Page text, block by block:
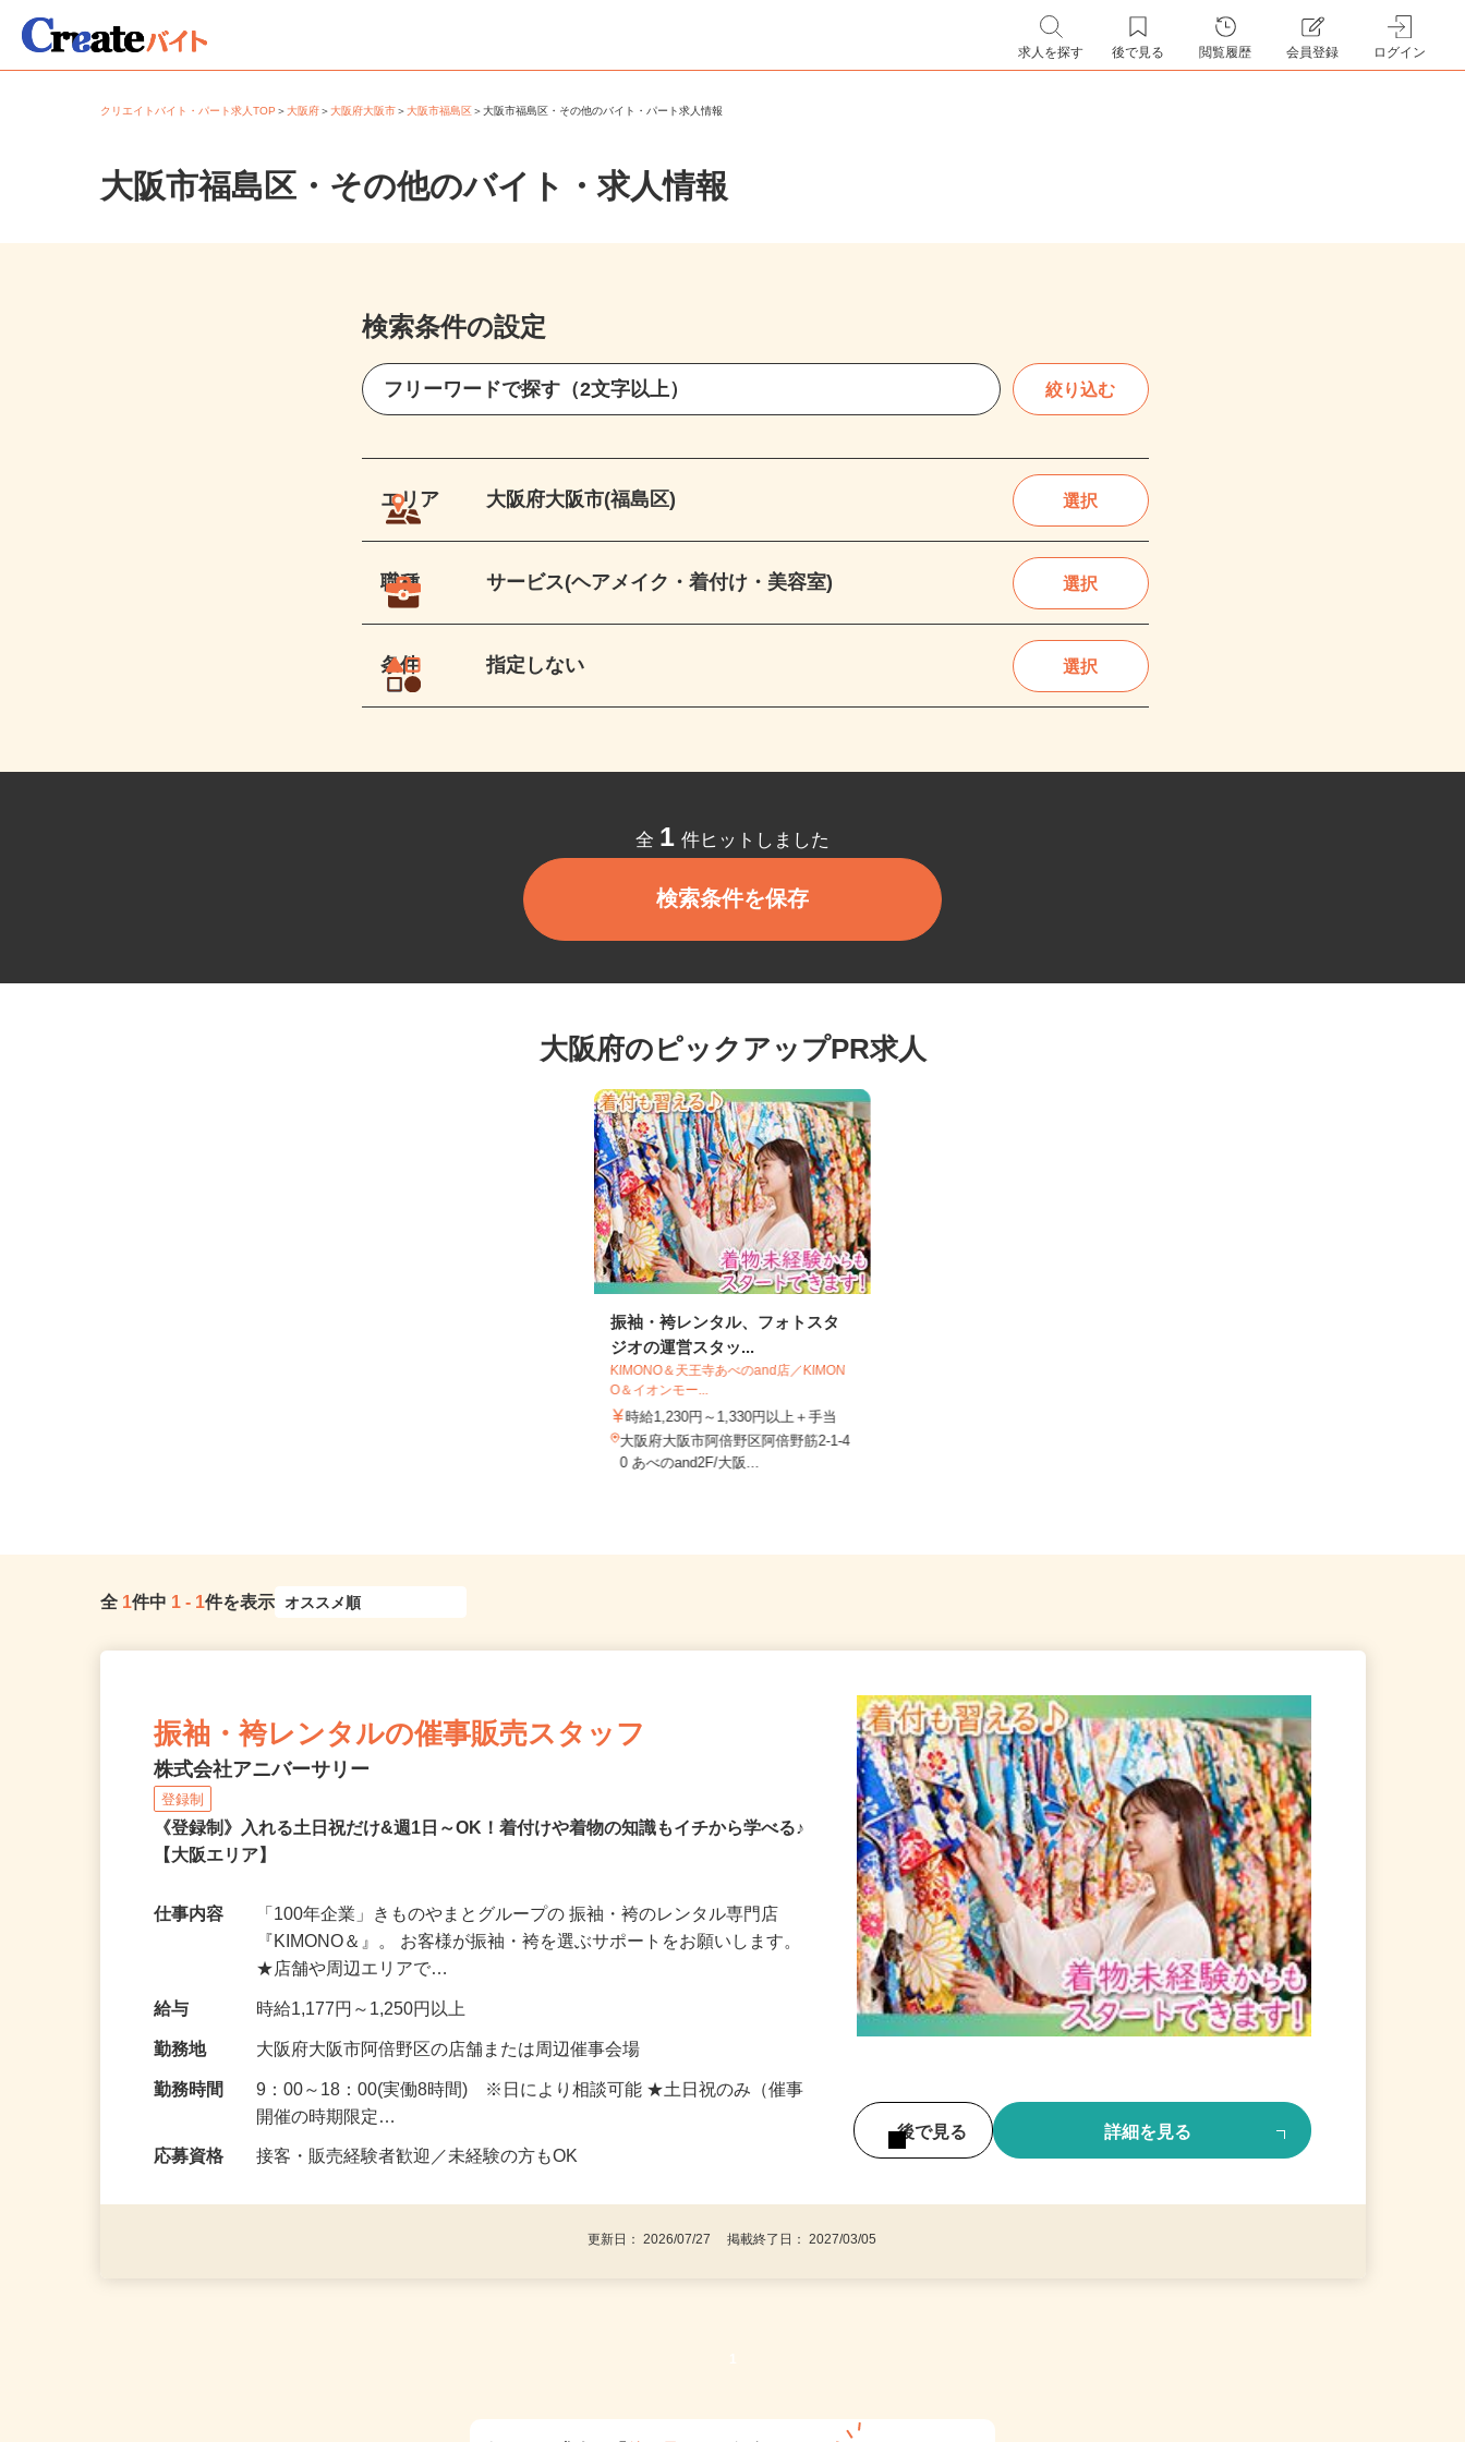
求人を探す 後で見る 閲覧履歴 会員登録 ログイン
クリエイトバイト・パート求人TOP＞大阪府＞大阪府大阪市＞大阪市福島区＞大阪市福島区・その他のバイト・パート求人情報
大阪市福島区・その他のバイト・求人情報
検索条件の設定
絞り込む
エリア 大阪府大阪市(福島区) 選択
職種 サービス(ヘアメイク・着付け・美容室) 選択
条件 指定しない 選択
全1件ヒットしました
検索条件を保存
大阪府のピックアップPR求人
振袖・袴レンタル、フォトスタ
ジオの運営スタッ...
KIMONO＆天王寺あべのand店／KIMON
O＆イオンモー...
時給1,230円～1,330円以上＋手当
大阪府大阪市阿倍野区阿倍野筋2-1-4
振袖・袴レンタルの催事販売スタッフ
株式会社アニバーサリー
登録制
《登録制》入れる土日祝だけ&週1日～OK！着付けや着物の知識もイチから学べる♪
「100年企業」きものやまとグループの 振袖・袴のレンタル専門店
『KIMONO＆』。 お客様が振袖・袴を選ぶサポートをお願いします。
★店舗や周辺エリアで…
給与 時給1,177円～1,250円以上
勤務地 大阪府大阪市阿倍野区の店舗または周辺催事会場
9：00～18：00(実働8時間) ※日により相談可能 ★土日祝のみ（催事
開催の時期限定…